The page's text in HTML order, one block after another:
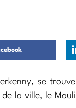
se
la ville, le